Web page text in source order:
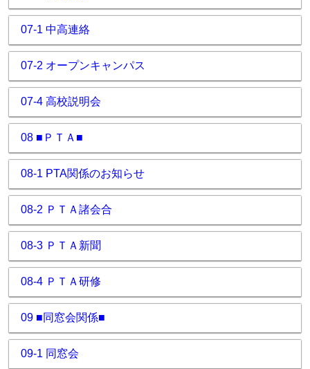
07-1 中高連絡
07-2 オープンキャンパス
07-4 高校説明会
08 ■ＰＴＡ■
08-1 PTA関係のお知らせ
08-2 ＰＴＡ諸会合
08-3 ＰＴＡ新聞
08-4 ＰＴＡ研修
09 ■同窓会関係■
09-1 同窓会